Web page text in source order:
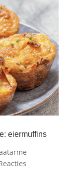
eiermuffins